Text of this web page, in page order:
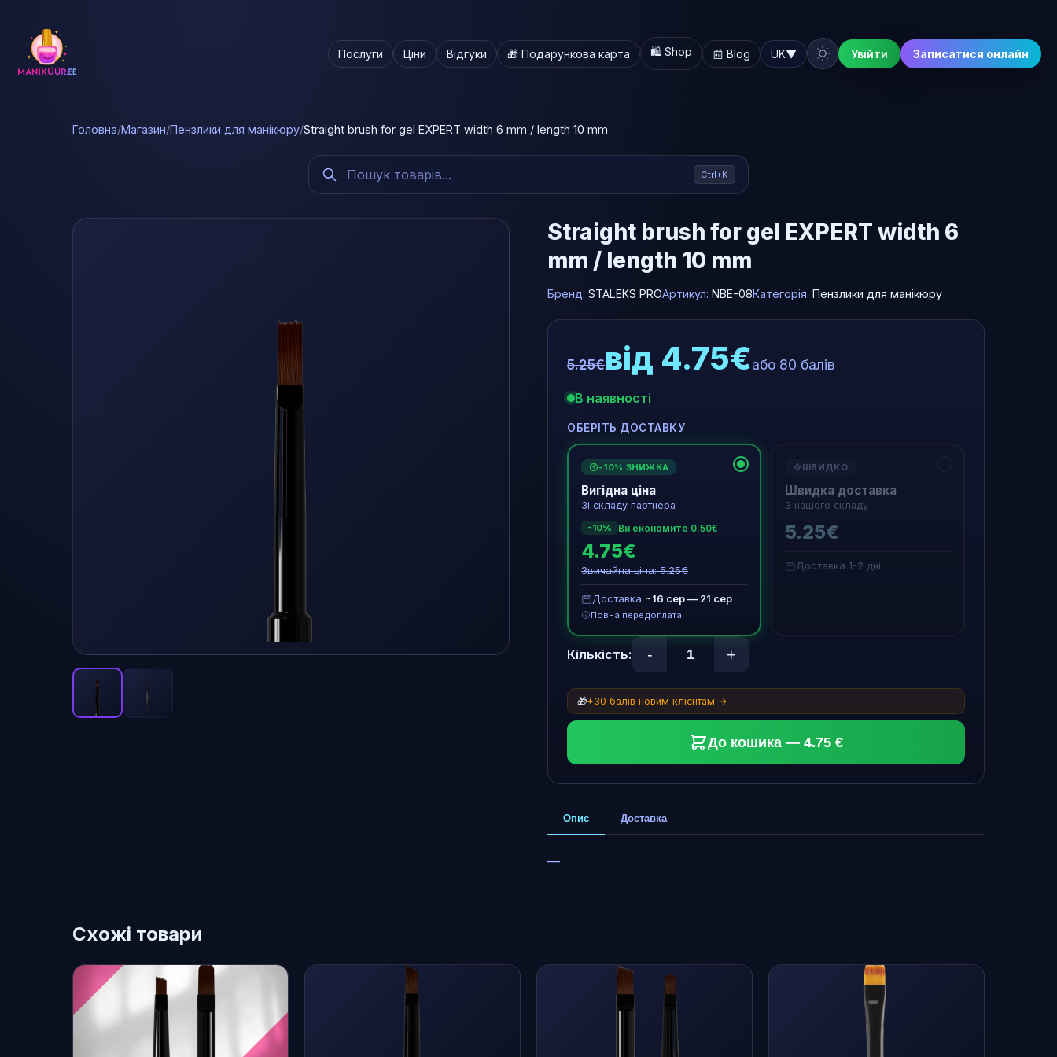
Послуги Ціни Відгуки 🎁 Подарункова карта 🛍️ Shop 📰 Blog UK▼ Увійти Записатися онлайн
Головна/Магазин/Пензлики для манікюру/Straight brush for gel EXPERT width 6 mm / length 10 mm
Ctrl+K
Straight brush for gel EXPERT width 6
mm / length 10 mm
Бренд: STALEKS PROАртикул: NBE-08Категорія: Пензлики для манікюру
5.25€від 4.75€або 80 балів
В наявності
ОБЕРІТЬ ДОСТАВКУ
€ -10% ЗНИЖКА
Вигідна ціна
Зі складу партнера
-10% Ви економите 0.50€
4.75€
Звичайна ціна: 5.25€
Доставка ~16 сер — 21 сер
Повна передоплата
ШВИДКО
Швидка доставка
З нашого складу
5.25€
Доставка 1-2 дні
Кількість: - +
🎁+30 балів новим клієнтам →
До кошика — 4.75 €
Опис Доставка
—
Схожі товари